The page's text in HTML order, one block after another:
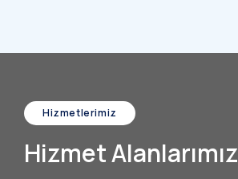
Hizmetlerimiz
Hizmet Alanlarımız